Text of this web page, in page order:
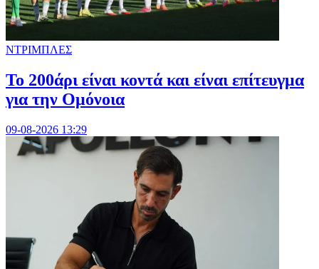
ΝΤΡΙΜΠΛΕΣ
Το 200άρι είναι κοντά και είναι επίτευγμα
για την Ομόνοια
09-08-2026 13:29